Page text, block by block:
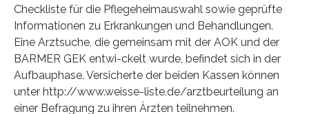
Checkliste für die Pflegeheimauswahl sowie geprüfte
Informationen zu Erkrankungen und Behandlungen.
Eine Arztsuche, die gemeinsam mit der AOK und der
BARMER GEK entwi-ckelt wurde, befindet sich in der
Aufbauphase. Versicherte der beiden Kassen können
unter http://www.weisse-liste.de/arztbeurteilung an
einer Befragung zu ihren Ärzten teilnehmen.